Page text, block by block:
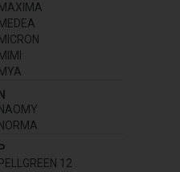
MAXIMA
MEDEA
MICRON
MIMI
MYA
N
NAOMY
NORMA
P
PELLGREEN 12